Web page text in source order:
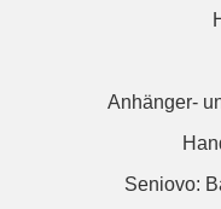
Anhänger-
Seniovo: